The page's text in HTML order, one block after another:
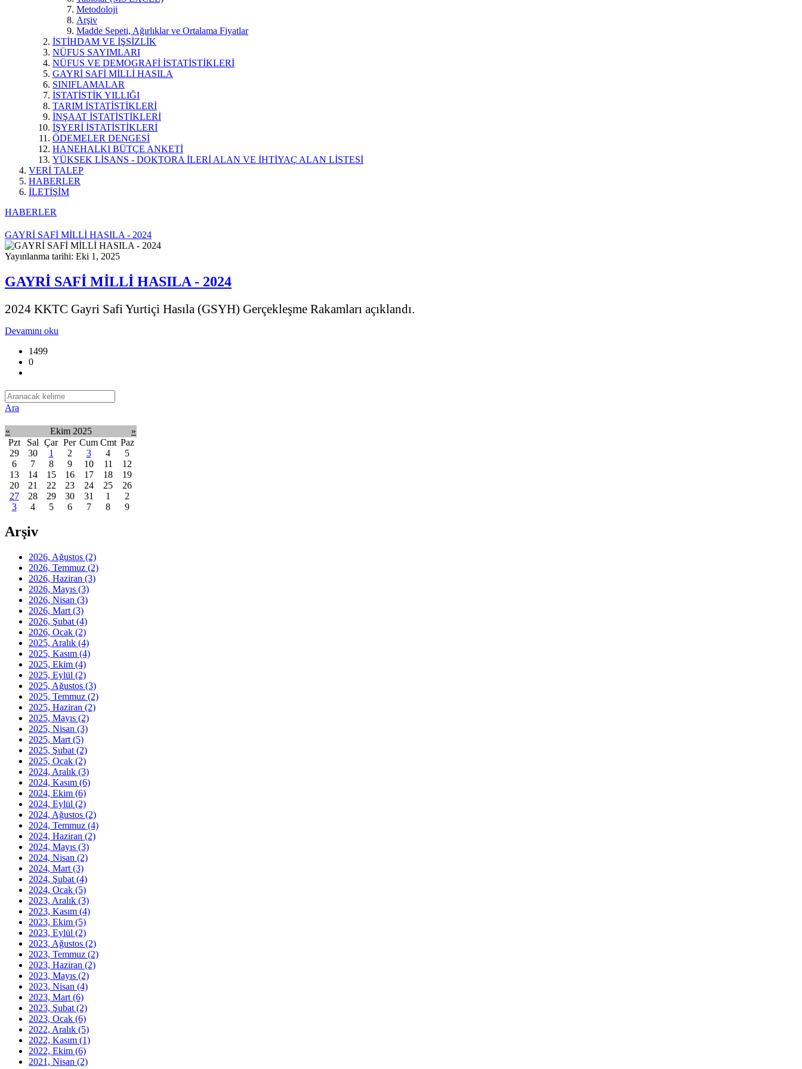
Metodoloji
Arşiv
Madde Sepeti, Ağırlıklar ve Ortalama Fiyatlar
İSTİHDAM VE İŞSİZLİK
NÜFUS SAYIMLARI
NÜFUS VE DEMOGRAFİ İSTATİSTİKLERİ
GAYRİ SAFİ MİLLİ HASILA
SINIFLAMALAR
İSTATİSTİK YILLIĞI
TARIM İSTATİSTİKLERİ
İNŞAAT İSTATİSTİKLERİ
İŞYERİ İSTATİSTİKLERİ
ÖDEMELER DENGESİ
HANEHALKI BÜTÇE ANKETİ
YÜKSEK LİSANS - DOKTORA İLERİ ALAN VE İHTİYAÇ ALAN LİSTESİ
VERİ TALEP
HABERLER
İLETİŞİM
HABERLER
GAYRİ SAFİ MİLLİ HASILA - 2024
Yayınlanma tarihi: Eki 1, 2025
GAYRİ SAFİ MİLLİ HASILA - 2024
2024 KKTC Gayri Safi Yurtiçi Hasıla (GSYH) Gerçekleşme Rakamları açıklandı.
Devamını oku
1499
0
Ara
« Ekim 2025
»
Pzt
Sal Çar Per Cum Cmt Paz
29
30 1 2 3 4
5
6
7 8 9 10 11
12
13
14 15 16 17 18
19
20
21 22 23 24 25
26
27
28 29 30 31 1
2
3
4 5 6 7 8 9
Arşiv
2026, Ağustos (2)
2026, Temmuz (2)
2026, Haziran (3)
2026, Mayıs (3)
2026, Nisan (3)
2026, Mart (3)
2026, Şubat (4)
2026, Ocak (2)
2025, Aralık (4)
2025, Kasım (4)
2025, Ekim (4)
2025, Eylül (2)
2025, Ağustos (3)
2025, Temmuz (2)
2025, Haziran (2)
2025, Mayıs (2)
2025, Nisan (3)
2025, Mart (5)
2025, Şubat (2)
2025, Ocak (2)
2024, Aralık (3)
2024, Kasım (6)
2024, Ekim (6)
2024, Eylül (2)
2024, Ağustos (2)
2024, Temmuz (4)
2024, Haziran (2)
2024, Mayıs (3)
2024, Nisan (2)
2024, Mart (3)
2024, Şubat (4)
2024, Ocak (5)
2023, Aralık (3)
2023, Kasım (4)
2023, Ekim (5)
2023, Eylül (2)
2023, Ağustos (2)
2023, Temmuz (2)
2023, Haziran (2)
2023, Mayıs (2)
2023, Nisan (4)
2023, Mart (6)
2023, Şubat (2)
2023, Ocak (6)
2022, Aralık (5)
2022, Kasım (1)
2022, Ekim (6)
2021, Nisan (2)